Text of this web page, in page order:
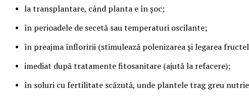
la transplantare, când planta e în șoc;
în perioadele de secetă sau temperaturi oscilante;
în preajma înfloririi (stimulează polenizarea și legarea
imediat după tratamente fitosanitare (ajută la refacere);
în soluri cu fertilitate scăzută, unde plantele trag greu